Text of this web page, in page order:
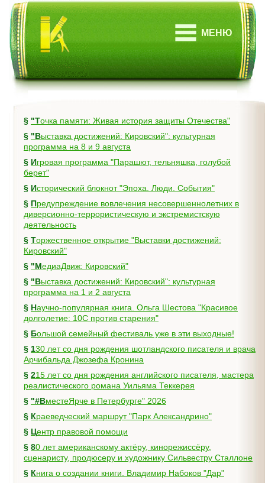
МЕНЮ
§
"Точка памяти: Живая история защиты Отечества"
§ "Выставка достижений: Кировский": культурная
программа на 8 и 9 августа
§ Игровая программа "Парашют, тельняшка, голубой
берет"
§
Исторический блокнот "Эпоха. Люди. События"
§ Предупреждение вовлечения несовершеннолетних в
диверсионно-террористическую и экстремистскую
деятельность
§ Торжественное открытие "Выставки достижений:
Кировский"
§
"МедиаДвиж: Кировский"
§ "Выставка достижений: Кировский": культурная
программа на 1 и 2 августа
§ Научно-популярная книга. Ольга Шестова "Красивое
долголетие: 10C против старения"
§
Большой семейный фестиваль уже в эти выходные!
§ 130 лет со дня рождения шотландского писателя и врача
Арчибальда Джозефа Кронина
§ 215 лет со дня рождения английского писателя, мастера
реалистического романа Уильяма Теккерея
§
"#ВместеЯрче в Петербурге" 2026
§
Краеведческий маршрут "Парк Александрино"
§
Центр правовой помощи
§ 80 лет американскому актёру, кинорежиссёру,
сценаристу, продюсеру и художнику Сильвестру Сталлоне
§
Книга о создании книги. Владимир Набоков "Дар"